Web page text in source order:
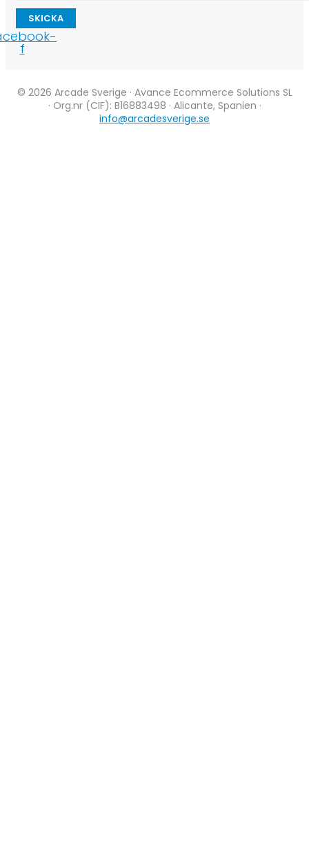
SKICKA
f
© 2026 Arcade Sverige · Avance Ecommerce Solutions SL
· Org.nr (CIF): B16883498 · Alicante, Spanien ·
info@arcadesverige.se